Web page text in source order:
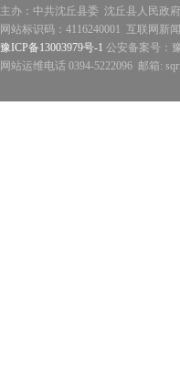
主办：中共沈丘县委 沈丘县人民政
网站标识码：4116240001 互联网新
豫ICP备13003979号-1 公安备案号：
网站运维电话 0394-5222096 邮箱: